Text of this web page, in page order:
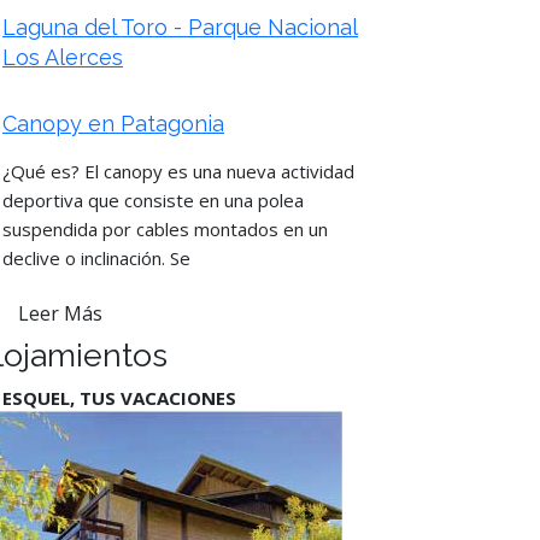
Laguna del Toro - Parque Nacional
Los Alerces
Canopy en Patagonia
¿Qué es? El canopy es una nueva actividad
deportiva que consiste en una polea
suspendida por cables montados en un
declive o inclinación. Se
Leer Más
TUS VACACIONES